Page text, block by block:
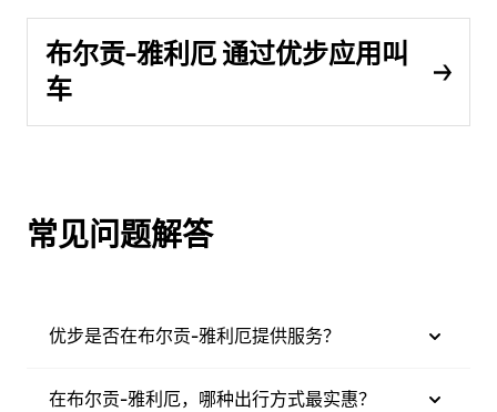
布尔贡-雅利厄 通过优步应用叫
车
常见问题解答
优步是否在布尔贡-雅利厄提供服务？
在布尔贡-雅利厄，哪种出行方式最实惠？